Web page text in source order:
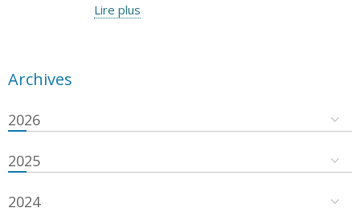
Lire plus
Archives
2026
2025
2024